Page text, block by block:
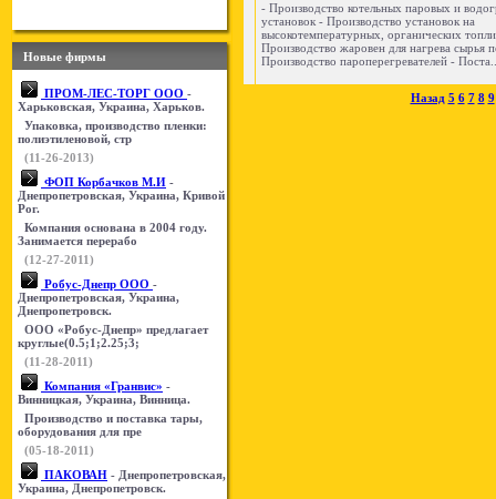
Новые фирмы
ПРОМ-ЛЕС-ТОРГ ООО -
Харьковская, Украина, Харьков.
Упаковка, производство пленки:
полиэтиленовой, стр
(11-26-2013)
ФОП Корбачков М.И -
Днепропетровская, Украина, Кривой
Рог.
Компания основана в 2004 году.
Занимается перерабо
(12-27-2011)
Робус-Днепр ООО -
Днепропетровская, Украина,
Днепропетровск.
ООО «Робус-Днепр» предлагает
круглые(0.5;1;2.25;3;
(11-28-2011)
Компания «Гранвис» -
Винницкая, Украина, Винница.
Производство и поставка тары,
оборудования для пре
(05-18-2011)
ПАКОВАН - Днепропетровская,
Украина, Днепропетровск.
- Производство котельных паровых и
установок - Производство установок на
высокотемпературных, органических
Производство жаровен для нагрева сырья
Производство пароперегревателей -
Назад 5 6 7 8 9